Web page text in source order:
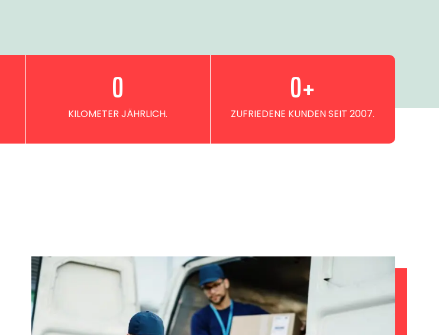
KILOMETER JÄHRLICH.
0
ZUFRIEDENE KUNDEN SEIT 2007.
0+